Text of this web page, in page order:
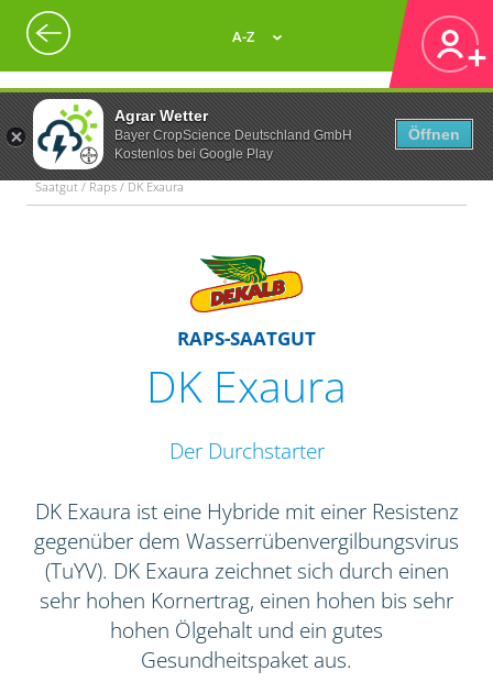
Agrar Wetter
Bayer CropScience Deutschland GmbH
Kostenlos bei Google Play
Öffnen
A-Z
Saatgut / Raps / DK Exaura
RAPS-SAATGUT
DK Exaura
Der Durchstarter
DK Exaura ist eine Hybride mit einer Resistenz
gegenüber dem Wasserrübenvergilbungsvirus
(TuYV). DK Exaura zeichnet sich durch einen
sehr hohen Kornertrag, einen hohen bis sehr
hohen Ölgehalt und ein gutes
Gesundheitspaket aus.